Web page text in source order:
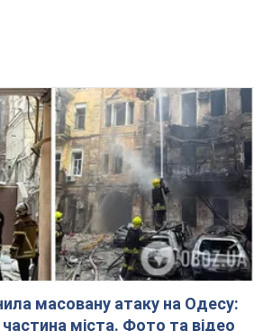
масовану атаку на Одесу:
частина міста. Фото та відео